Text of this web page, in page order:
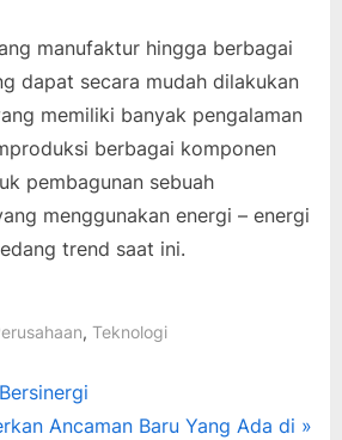
manufaktur hingga berbagai
dapat secara mudah dilakukan
memiliki banyak pengalaman
berbagai komponen
pembagunan sebuah
menggunakan energi – energi
trend saat ini.
,Teknologi
Ancaman Baru Yang Ada di